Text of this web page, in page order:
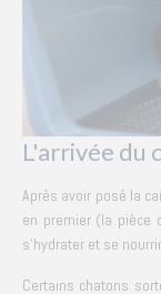
L'arrivée du
Après avoir posé la
en premier (la pièce
s’hydrater et se
Certains chatons